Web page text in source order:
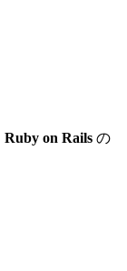
Ruby on Rails の